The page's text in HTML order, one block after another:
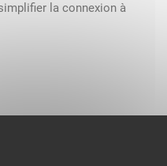
la connexion à